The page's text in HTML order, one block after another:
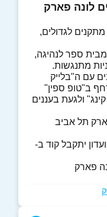
לונה פארק
לגדולים,
מבית ספר לנהיגה,
מתנגשות.
עם ה"בלייק
ב"טופ ספין"
ה"דה קינג" ולגעת בעננים
תל אביב
יתקבל קוד ב-